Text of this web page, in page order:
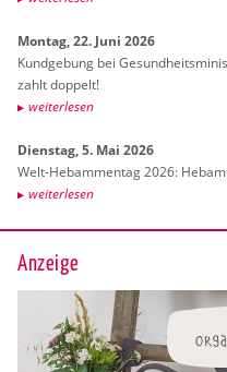
Mon­tag, 22. Juni 2026
Kund­ge­bung bei
zahlt dop­pelt!
wei­ter­le­sen
Diens­tag, 5. Mai 2026
Welt-Heb­am­men­tag 2026:
wei­ter­le­sen
Anzeige